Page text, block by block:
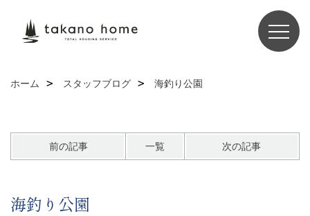
ホーム スタッフブログ 海釣り公園
前の記事 一覧 次の記事
海釣り公園